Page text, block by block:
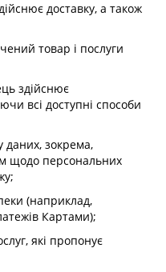
доставку, а також
товар і послуги
здійснює
всі доступні способи
даних, зокрема,
щодо персональних
(наприклад,
Картами);
які пропонує